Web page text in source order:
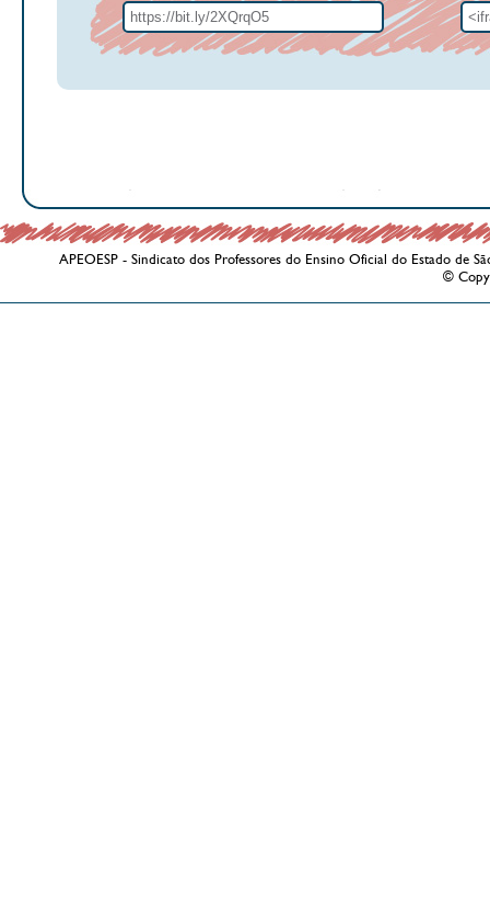
APEOESP - Sindicato dos Professores do Ensino Oficial do Estado de
©